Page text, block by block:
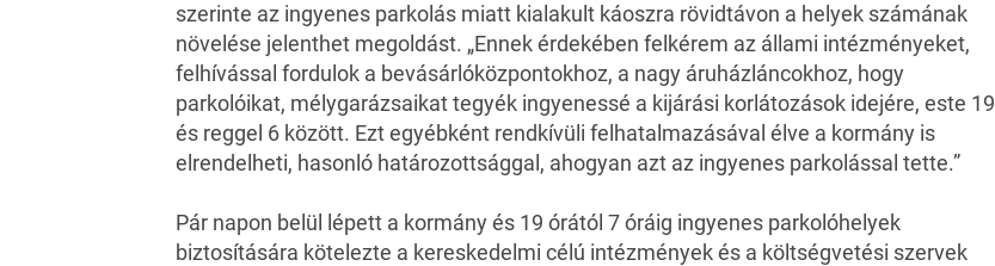
szerinte az ingyenes parkolás miatt kialakult káoszra rövidtávon a helyek számának
növelése jelenthet megoldást. „Ennek érdekében felkérem az állami intézményeket,
felhívással fordulok a bevásárlóközpontokhoz, a nagy áruházláncokhoz, hogy
parkolóikat, mélygarázsaikat tegyék ingyenessé a kijárási korlátozások idejére, este 19
és reggel 6 között. Ezt egyébként rendkívüli felhatalmazásával élve a kormány is
elrendelheti, hasonló határozottsággal, ahogyan azt az ingyenes parkolással tette.”
Pár napon belül lépett a kormány és 19 órától 7 óráig ingyenes parkolóhelyek
biztosítására kötelezte a kereskedelmi célú intézmények és a költségvetési szervek